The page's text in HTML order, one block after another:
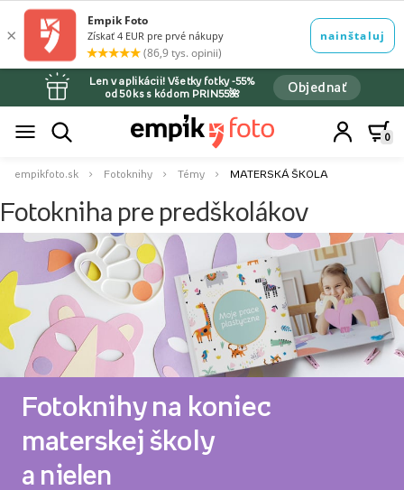
Len v aplikácii! Všetky fotky -55%
od 50 ks s kódom PRIN55🌺
Objednať
0
empikfoto.sk Fotoknihy Témy MATERSKÁ ŠKOLA
Fotokniha pre predškolákov
Fotoknihy na koniec
materskej školy
a nielen